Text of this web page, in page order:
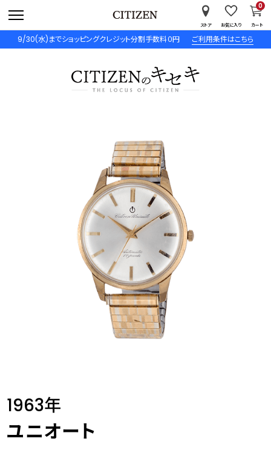
9/30(水)までショッピングクレジット分割手数料０円 ご利用条件はこちら
ストア お気に入り カート
0
1963年
ユニオート